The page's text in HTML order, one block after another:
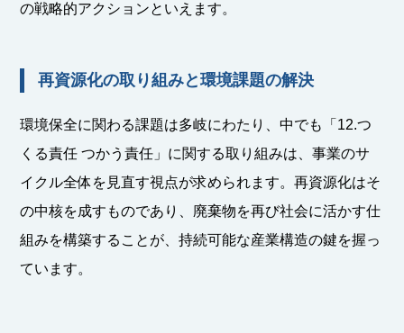
の戦略的アクションといえます。
再資源化の取り組みと環境課題の解決
環境保全に関わる課題は多岐にわたり、中でも「12.つ
くる責任 つかう責任」に関する取り組みは、事業のサ
イクル全体を見直す視点が求められます。再資源化はそ
の中核を成すものであり、廃棄物を再び社会に活かす仕
組みを構築することが、持続可能な産業構造の鍵を握っ
ています。